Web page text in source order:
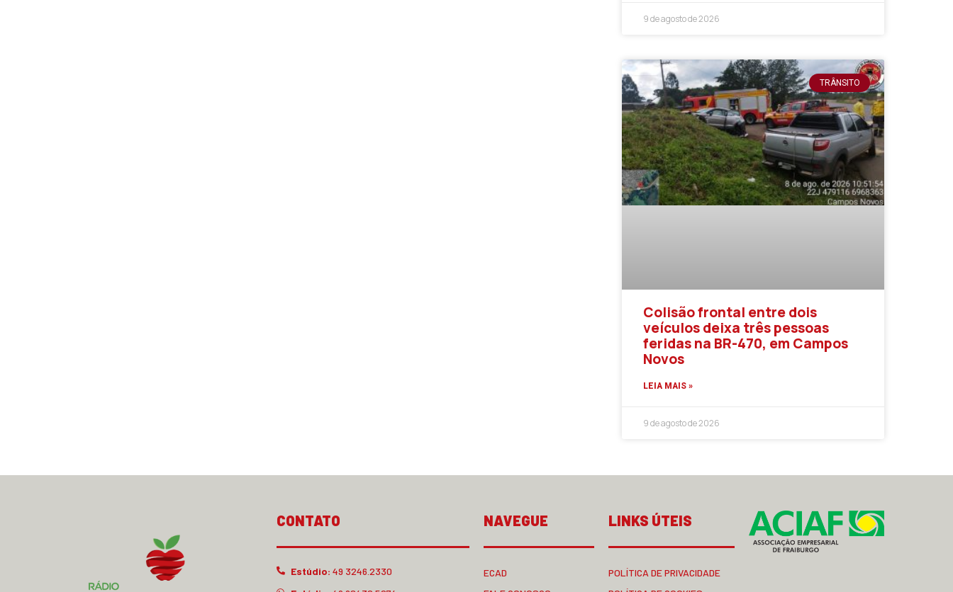
9 de agosto de 2026
TRÂNSITO
Colisão frontal entre dois
veículos deixa três pessoas
feridas na BR-470, em Campos
Novos
LEIA MAIS »
9 de agosto de 2026
CONTATO
Estúdio: 49 3246.2330
NAVEGUE
ECAD
LINKS ÚTEIS
POLÍTICA DE PRIVACIDADE